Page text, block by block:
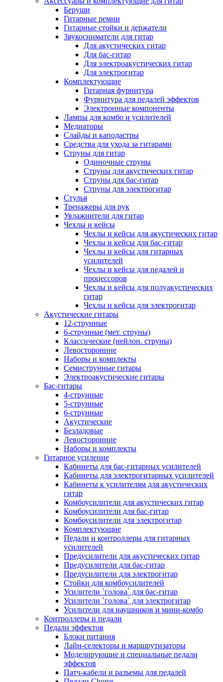
Беруши
Гитарные ремни
Гитарные стойки и держатели
Звукосниматели для гитар
Для акустических гитар
Для бас-гитар
Для электроакустических гитар
Для электрогитар
Комплектующие
Гитарная фурнитура
Фурнитура для педалей эффектов
Электронные компоненты
Лампы для комбо и усилителей
Медиаторы
Слайды и каподастры
Средства для ухода за гитарами
Струны для гитар
Одиночные струны
Струны для акустических гитар
Струны для бас-гитар
Струны для электрогитар
Стулья
Тренажеры для рук
Увлажнители для гитар
Чехлы и кейсы
Чехлы и кейсы для акустических гитар
Чехлы и кейсы для бас-гитар
Чехлы и кейсы для гитарных
усилителей
Чехлы и кейсы для педалей и
процессоров
Чехлы и кейсы для полуакустических
гитар
Чехлы и кейсы для электрогитар
Акустические гитары
12-струнные
6-струнные (мет. струны)
Классические (нейлон. струны)
Левосторонние
Наборы и комплекты
Семиструнные гитары
Электроакустические гитары
Бас-гитары
4-струнные
5-струнные
6-струнные
Акустические
Безладовые
Левосторонние
Наборы и комплекты
Гитарное усиление
Кабинеты для бас-гитарных усилителей
Кабинеты для электрогитарных усилителей
Кабинеты к усилителям для акустических
гитар
Комбоусилители для акустических гитар
Комбоусилители для бас-гитар
Комбоусилители для электрогитар
Комплектующие
Педали и контроллеры для гитарных
усилителей
Предусилители для акустических гитар
Предусилители для бас-гитар
Предусилители для электрогитар
Стойки для комбоусилителей
Усилители `голова` для бас-гитар
Усилители `голова` для электрогитар
Усилители для наушников и мини-комбо
Контроллеры и педали
Педали эффектов
Блоки питания
Лайн-селекторы и маршрутизаторы
Моделирующие и специальные педали
эффектов
Патч-кабели и разъемы для педалей